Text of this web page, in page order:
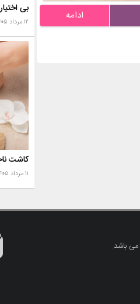
ادامه ۱۲ مرداد ۱۴۰۵ - ۱۴:۱۶
۱۱ مرداد ۱۴۰۵ - ۱۱:۰۸
می باشد.